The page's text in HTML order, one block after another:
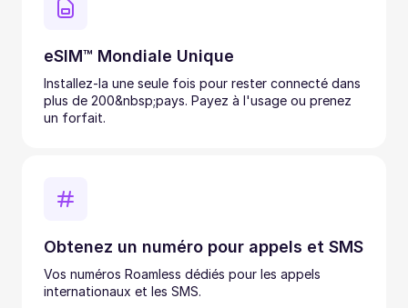
eSIM™ Mondiale Unique
Installez-la une seule fois pour rester connecté dans
plus de 200&nbsp;pays. Payez à l'usage ou prenez
un forfait.
Obtenez un numéro pour appels et SMS
Vos numéros Roamless dédiés pour les appels
internationaux et les SMS.